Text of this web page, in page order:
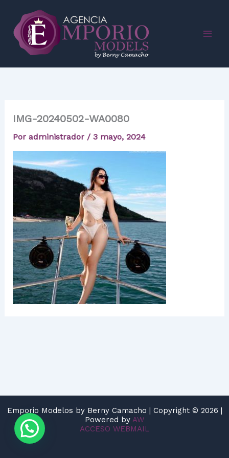
contenido
IMG-20240502-WA0080
Por administrador / 3 mayo, 2024
Emporio Modelos by Berny Camacho | Copyright © 2026 |
Powered by AW
ACCESO WEBMAIL